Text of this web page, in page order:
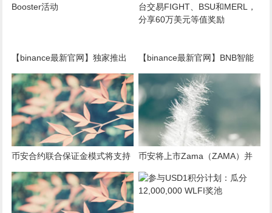
【binance最新官网】独家推出
Opinion（OPN）币安钱包
Booster活动
【binance最新官网】BNB智能
链交易竞赛：在币安Alpha平台
交易FIGHT、BSU和MERL，分
享60万美元等值奖励
币安合约联合保证金模式将支持
United Stables (U)
币安将上市Zama（ZAMA）并
为其添加种子标签